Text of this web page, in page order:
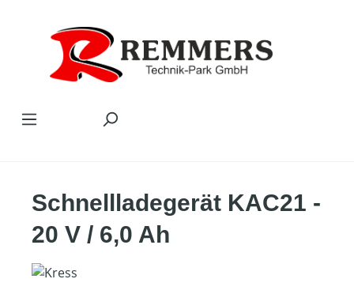
Schnellladegerät KAC21 -
20 V / 6,0 Ah